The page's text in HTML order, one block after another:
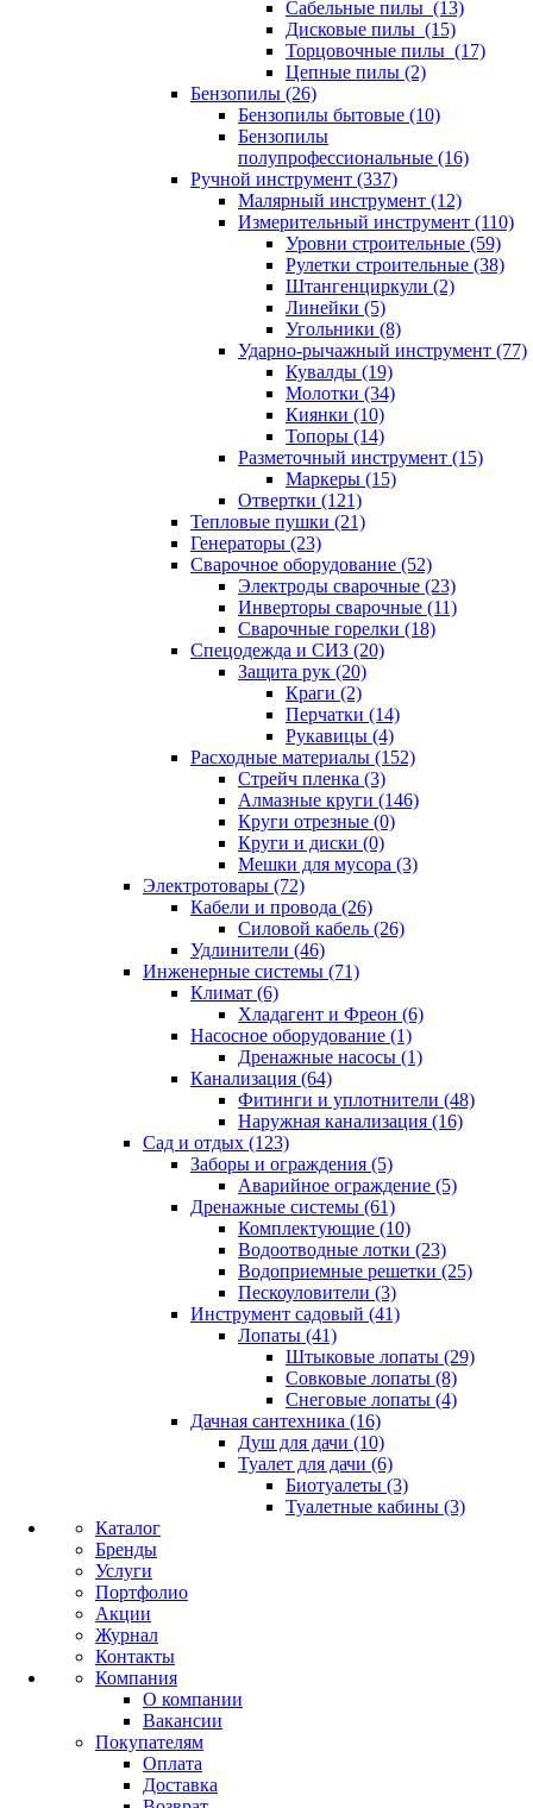
Сабельные пилы (13)
Дисковые пилы (15)
Торцовочные пилы (17)
Цепные пилы (2)
Бензопилы (26)
Бензопилы бытовые (10)
Бензопилы
полупрофессиональные (16)
Ручной инструмент (337)
Малярный инструмент (12)
Измерительный инструмент (110)
Уровни строительные (59)
Рулетки строительные (38)
Штангенциркули (2)
Линейки (5)
Угольники (8)
Ударно-рычажный инструмент (77)
Кувалды (19)
Молотки (34)
Киянки (10)
Топоры (14)
Разметочный инструмент (15)
Маркеры (15)
Отвертки (121)
Тепловые пушки (21)
Генераторы (23)
Сварочное оборудование (52)
Электроды сварочные (23)
Инверторы сварочные (11)
Сварочные горелки (18)
Спецодежда и СИЗ (20)
Защита рук (20)
Краги (2)
Перчатки (14)
Рукавицы (4)
Расходные материалы (152)
Стрейч пленка (3)
Алмазные круги (146)
Круги отрезные (0)
Круги и диски (0)
Мешки для мусора (3)
Электротовары (72)
Кабели и провода (26)
Силовой кабель (26)
Удлинители (46)
Инженерные системы (71)
Климат (6)
Хладагент и Фреон (6)
Насосное оборудование (1)
Дренажные насосы (1)
Канализация (64)
Фитинги и уплотнители (48)
Наружная канализация (16)
Сад и отдых (123)
Заборы и ограждения (5)
Аварийное ограждение (5)
Дренажные системы (61)
Комплектующие (10)
Водоотводные лотки (23)
Водоприемные решетки (25)
Пескоуловители (3)
Инструмент садовый (41)
Лопаты (41)
Штыковые лопаты (29)
Совковые лопаты (8)
Снеговые лопаты (4)
Дачная сантехника (16)
Душ для дачи (10)
Туалет для дачи (6)
Биотуалеты (3)
Туалетные кабины (3)
Каталог
Бренды
Услуги
Портфолио
Акции
Журнал
Контакты
Компания
О компании
Вакансии
Покупателям
Оплата
Доставка